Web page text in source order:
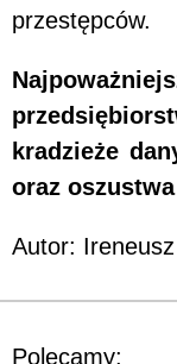
przestępców.
kradzieże
oraz
Autor:
Polecamy: